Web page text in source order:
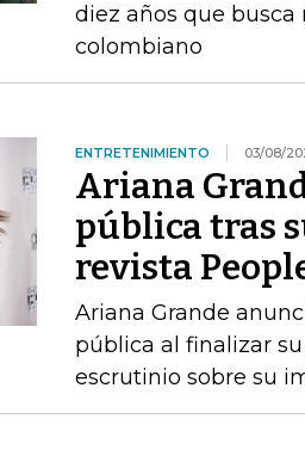
diez años que busca
colombiano
ENTRETENIMIENTO 03/08/
Ariana
pública tras
revista
Ariana Grande
pública al finalizar
escrutinio sobre su